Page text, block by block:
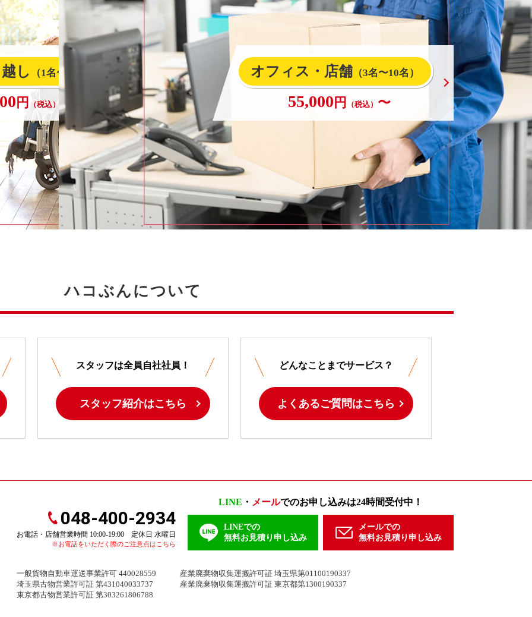
し （1名〜3名）
円 （税込）〜
オフィス・店舗 （3名〜10名）
55,000 円 （税込） 〜
ハコぶんについて
スタッフは全員自社社員！
スタッフ紹介はこちら
どんなことまでサービス？
よくあるご質問はこちら
048-400-2934
お電話・店舗営業時間 10:00-19:00 定休日 水曜日
※お電話をいただく際のご注意点はこちら
LINE ・ メールでのお申し込みは24時間受付中！
LINEでの
無料お見積り申し込み
メールでの
無料お見積り申し込み
一般貨物自動車運送事業許可 440028559
埼玉県古物営業許可証 第431040033737
東京都古物営業許可証 第303261806788
産業廃棄物収集運搬許可証 埼玉県第01100190337
産業廃棄物収集運搬許可証 東京都第1300190337